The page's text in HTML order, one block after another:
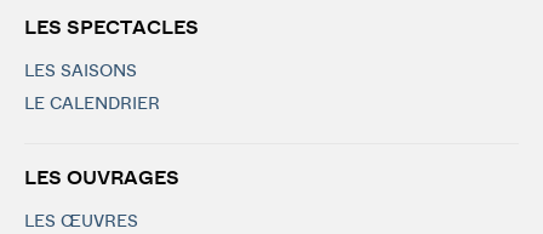
LES SPECTACLES
LES SAISONS
LE CALENDRIER
LES OUVRAGES
LES ŒUVRES